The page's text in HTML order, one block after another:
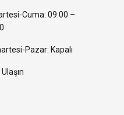
Cuma: 09:00 –
Pazar: Kapalı